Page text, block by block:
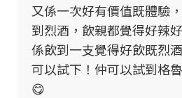
又係一次好有價值既體驗
到烈酒，飲親都覺得好辣
係飲到一支覺得好飲既烈
可以試下！仲可以試到格
😋